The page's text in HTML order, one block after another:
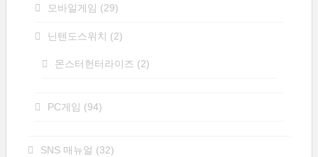
모바일게임 (29)
닌텐도스위치 (2)
몬스터헌터라이즈 (2)
PC게임 (94)
SNS 매뉴얼 (32)